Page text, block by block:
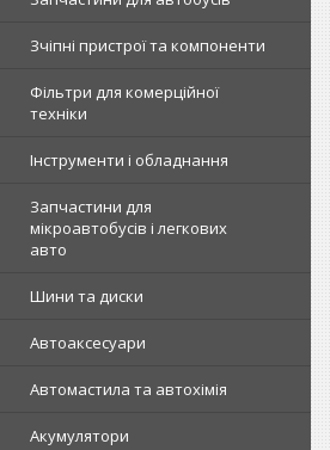
Зчіпні пристрої та компоненти
Фільтри для комерційної
техніки
Інструменти і обладнання
Запчастини для
мікроавтобусів і легкових
авто
Шини та диски
Автоаксесуари
Автомастила та автохімія
Акумулятори